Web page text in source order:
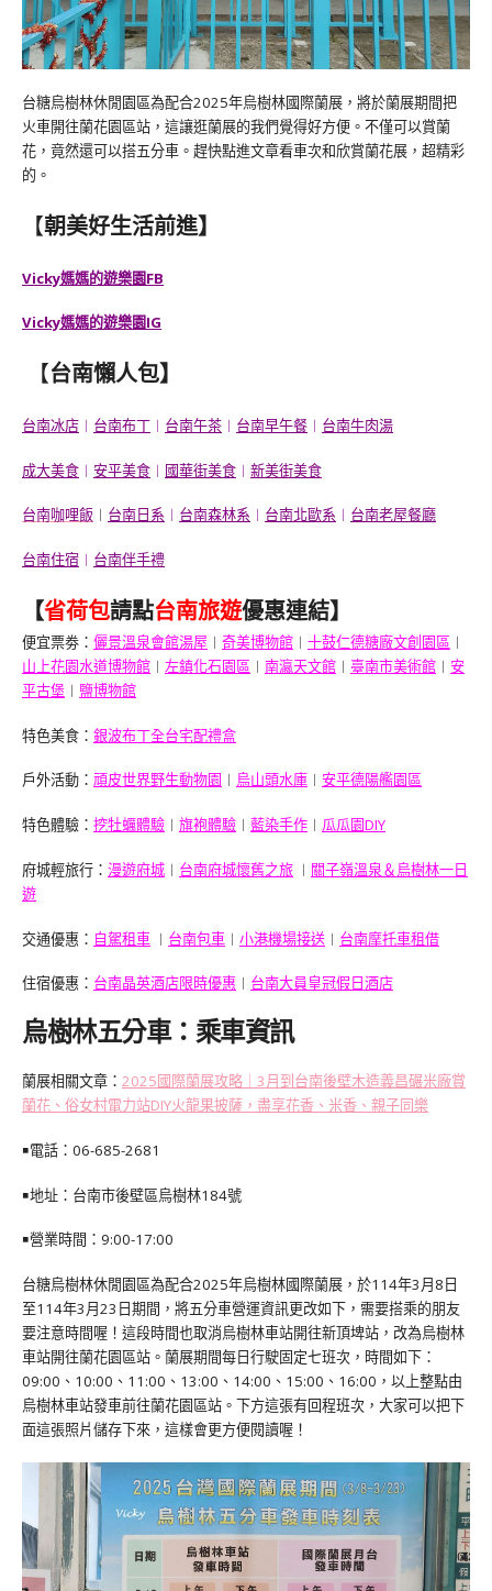
台糖烏樹林休閒園區為配合2025年烏樹林國際蘭展，將於蘭展期間把
火車開往蘭花園區站，這讓逛蘭展的我們覺得好方便。不僅可以賞蘭
花，竟然還可以搭五分車。趕快點進文章看車次和欣賞蘭花展，超精彩
的。
【朝美好生活前進】
Vicky媽媽的遊樂園FB
Vicky媽媽的遊樂園IG
【台南懶人包】
台南冰店 ︱ 台南布丁 ︱ 台南午茶 ︱ 台南早午餐 ︱ 台南牛肉湯
成大美食 ︱ 安平美食 ︱ 國華街美食 ︱ 新美街美食
台南咖哩飯 ︱ 台南日系 ︱ 台南森林系 ︱ 台南北歐系 ︱ 台南老屋餐廳
台南住宿 ︱ 台南伴手禮
【省荷包請點台南旅遊優惠連結】
便宜票劵： 儷景溫泉會館湯屋 ︱ 奇美博物館 ︱ 十鼓仁德糖廠文創園區 ︱
山上花園水道博物館 ︱ 左鎮化石園區 ︱ 南瀛天文館 ︱ 臺南市美術館 ︱ 安
平古堡 ︱ 鹽博物館
特色美食： 銀波布丁全台宅配禮盒
戶外活動： 頑皮世界野生動物園 ︱ 烏山頭水庫 ︱ 安平德陽艦園區
特色體驗： 挖牡蠣體驗 ︱ 旗袍體驗 ︱ 藍染手作 ︱ 瓜瓜園DIY
府城輕旅行： 漫遊府城 ︱ 台南府城懷舊之旅 ︱ 關子嶺溫泉＆烏樹林一日
遊
交通優惠： 自駕租車 ︱ 台南包車 ︱ 小港機場接送 ︱ 台南摩托車租借
住宿優惠： 台南晶英酒店限時優惠 ︱ 台南大員皇冠假日酒店
烏樹林五分車：乘車資訊
蘭展相關文章： 2025國際蘭展攻略｜3月到台南後壁木造義昌碾米廠賞
蘭花、俗女村電力站DIY火龍果披薩，盡享花香、米香、親子同樂
￭電話：06-685-2681
￭地址：台南市後壁區烏樹林184號
￭營業時間：9:00-17:00
台糖烏樹林休閒園區為配合2025年烏樹林國際蘭展，於114年3月8日
至114年3月23日期間，將五分車營運資訊更改如下，需要搭乘的朋友
要注意時間喔！這段時間也取消烏樹林車站開往新頂埤站，改為烏樹林
車站開往蘭花園區站。蘭展期間每日行駛固定七班次，時間如下：
09:00、10:00、11:00、13:00、14:00、15:00、16:00，以上整點由
烏樹林車站發車前往蘭花園區站。下方這張有回程班次，大家可以把下
面這張照片儲存下來，這樣會更方便閱讀喔！